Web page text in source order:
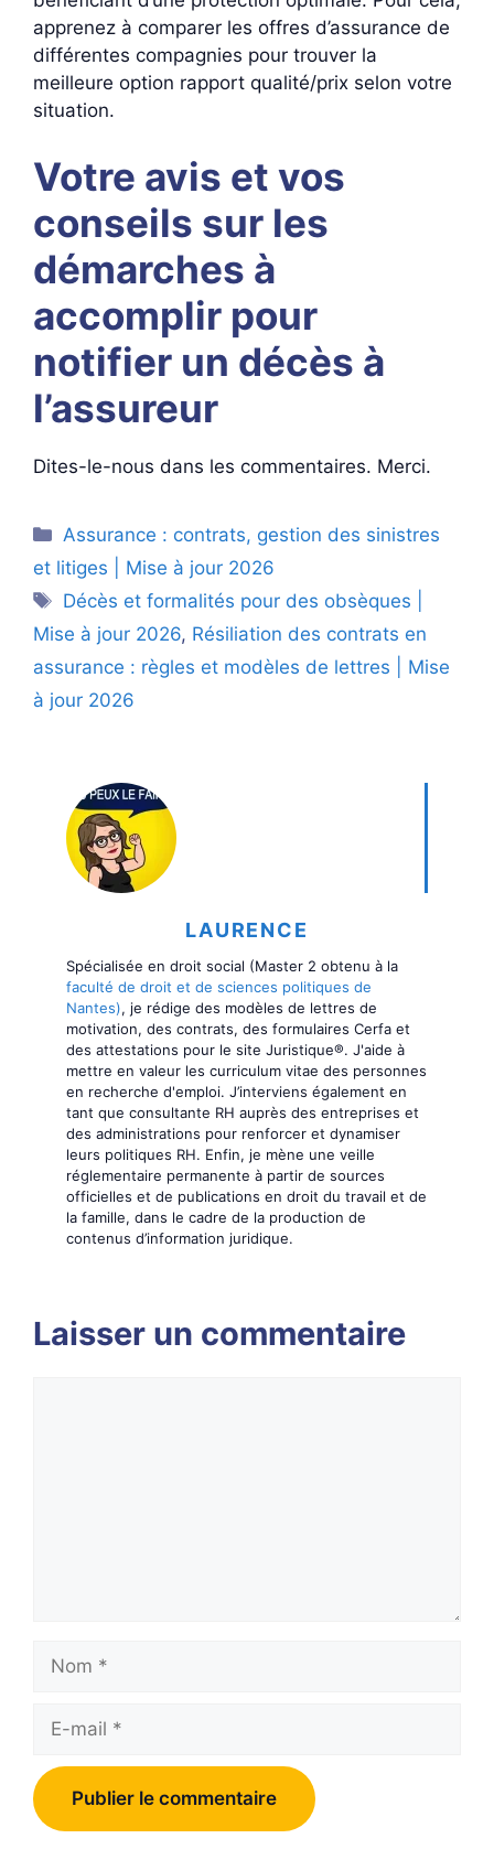
apprenez à comparer les offres d’assurance de
différentes compagnies pour trouver la
meilleure option rapport qualité/prix selon votre
situation.
Votre avis et vos
conseils sur les
démarches à
accomplir pour
notifier un décès à
l’assureur
Dites-le-nous dans les commentaires. Merci.
Catégories
Assurance : contrats, gestion des sinistres
et litiges | Mise à jour 2026
Étiquettes
Décès et formalités pour des obsèques |
Mise à jour 2026, Résiliation des contrats en
assurance : règles et modèles de lettres | Mise
à jour 2026
LAURENCE
Spécialisée en droit social (Master 2 obtenu à la
faculté de droit et de sciences politiques de
Nantes), je rédige des modèles de lettres de
motivation, des contrats, des formulaires Cerfa et
des attestations pour le site Juristique®. J'aide à
mettre en valeur les curriculum vitae des personnes
en recherche d'emploi. J’interviens également en
tant que consultante RH auprès des entreprises et
des administrations pour renforcer et dynamiser
leurs politiques RH. Enfin, je mène une veille
réglementaire permanente à partir de sources
officielles et de publications en droit du travail et de
la famille, dans le cadre de la production de
contenus d’information juridique.
Laisser un commentaire
mail